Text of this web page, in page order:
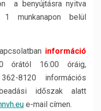
a benyújtásra nyitva
munkanapon belül
információ
órától 16:00 óráig,
8120 információs
időszak alatt
e-mail címen.